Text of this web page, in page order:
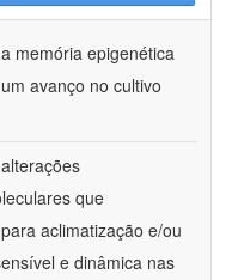
memória epigenética
avanço no cultivo
que
aclimatização e/ou
e dinâmica nas